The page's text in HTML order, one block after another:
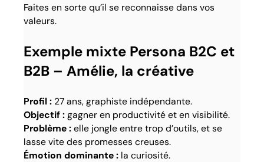
Faites en sorte qu’il se reconnaisse dans vos
valeurs.
Exemple mixte Persona B2C et
B2B – Amélie, la créative
Profil : 27 ans, graphiste indépendante.
Objectif :gagner en productivité et en visibilité.
Problème :elle jongle entre trop d’outils, et se
lasse vite des promesses creuses.
Émotion dominante : la curiosité.